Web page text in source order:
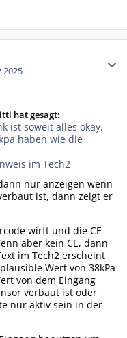
2025
hat gesagt:
ist soweit alles okay.
haben wie die
im Tech2
nur anzeigen wenn
ist, dann zeigt er
wirft und die CE
aber kein CE, dann
im Tech2 erscheint
Wert von 38kPa
von dem Eingang
verbaut ist oder
nur aktiv sein in der